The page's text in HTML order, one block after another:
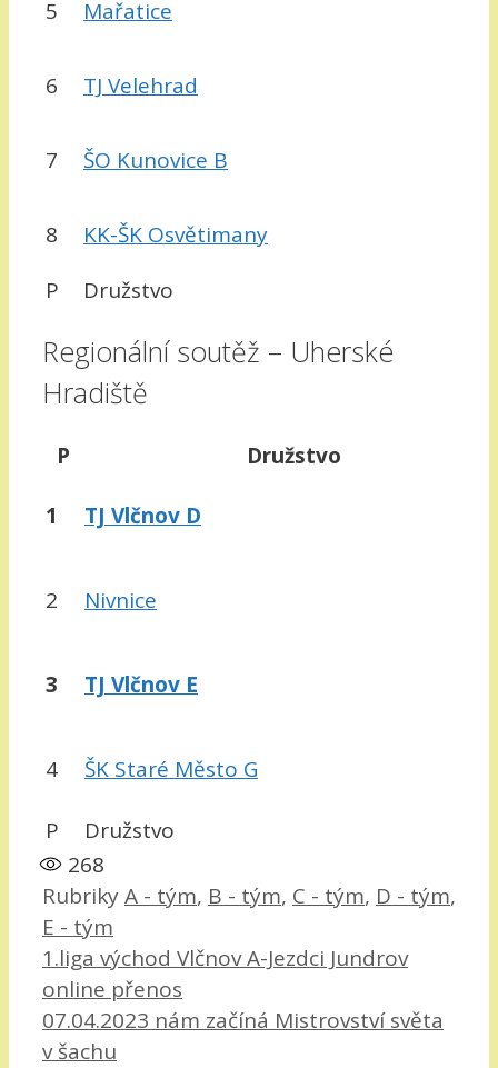
5 Mařatice
6 TJ Velehrad
7 ŠO Kunovice B
8
KK-ŠK Osvětimany
P
Družstvo
Regionální soutěž – Uherské
Hradiště
P Družstvo
1 TJ Vlčnov D
2 Nivnice
3 TJ Vlčnov E
4 ŠK Staré Město G
P
Družstvo
268
RubrikyA - tým, B - tým, C - tým, D - tým,
E - tým
1.liga východ Vlčnov A-Jezdci Jundrov
online přenos
07.04.2023 nám začíná Mistrovství světa
v šachu